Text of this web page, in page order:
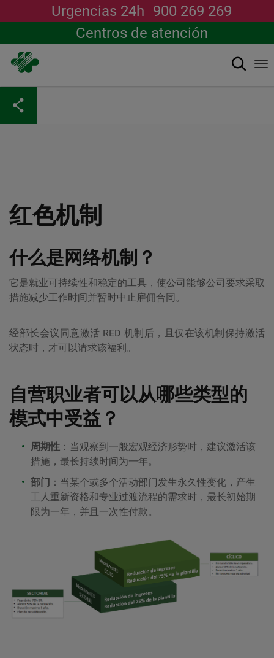
主
Urgencias 24h 900 269 269
Centros de atención
搜索
红色机制
什么是网络机制？
它是就业可持续性和稳定的工具，使公司能够公司要求采取
措施减少工作时间并暂时中止雇佣合同。
经部长会议同意激活 RED 机制后，且仅在该机制保持激活
状态时，才可以请求该福利。
自营职业者可以从哪些类型的
模式中受益？
周期性 ：当观察到一般宏观经济形势时，建议激活该
措施，最长持续时间为一年。
部门 ：当某个或多个活动部门发生永久性变化，产生
工人重新资格和专业过渡流程的需求时，最长初始期
限为一年，并且一次性付款。